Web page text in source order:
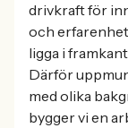
drivkraft för
och
ligga i
Därför
med olika
bygger vi en